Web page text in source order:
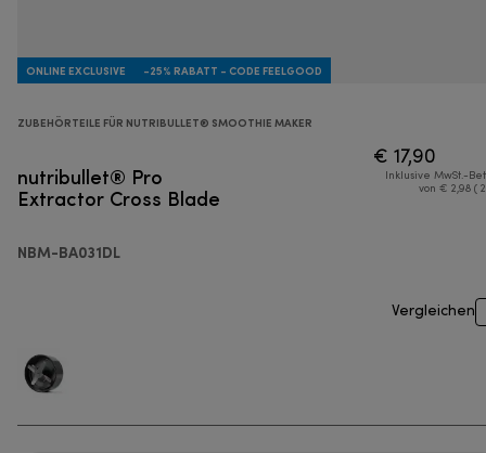
ONLINE EXCLUSIVE -25% RABATT - CODE FEELGOOD
ZUBEHÖRTEILE FÜR NUTRIBULLET® SMOOTHIE MAKER
nutribullet® Pro
Extractor Cross Blade
NBM-BA031DL
€ 17,90
Inklusive MwSt.-
von € 2,98 (
Vergleichen